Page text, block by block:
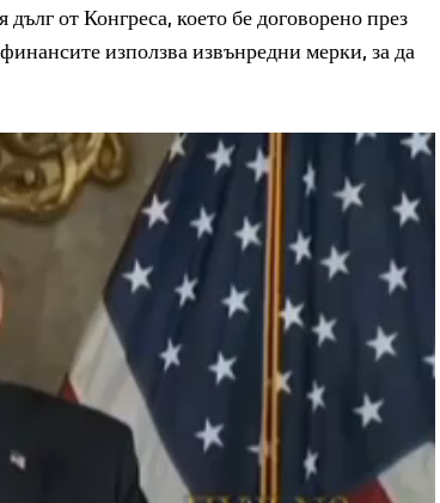
от Конгреса, което бе договорено през
използва извънредни мерки, за да